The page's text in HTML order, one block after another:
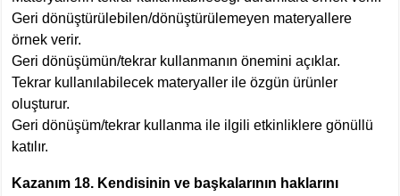
Geri dönüştürülebilen/dönüştürülemeyen materyallere
örnek verir.
Geri dönüşümün/tekrar kullanmanın önemini açıklar.
Tekrar kullanılabilecek materyaller ile özgün ürünler
oluşturur.
Geri dönüşüm/tekrar kullanma ile ilgili etkinliklere gönüllü
katılır.
Kazanım 18. Kendisinin ve başkalarının haklarını